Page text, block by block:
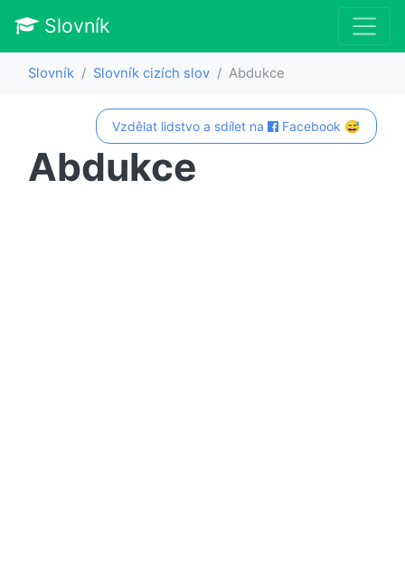
Slovník
Slovník Slovník cizích slov Abdukce
Vzdělat lidstvo a sdílet na Facebook 😅
Abdukce